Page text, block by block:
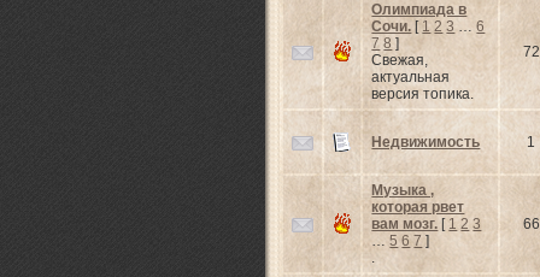
Олимпиада в
Сочи. [ 1 2 3 …6
7 8 ]
Свежая,
актуальная
версия топика.
72
Недвижимость 1
Музыка ,
которая рвет
вам мозг. [ 1 2 3
…5 6 7 ]
.
66